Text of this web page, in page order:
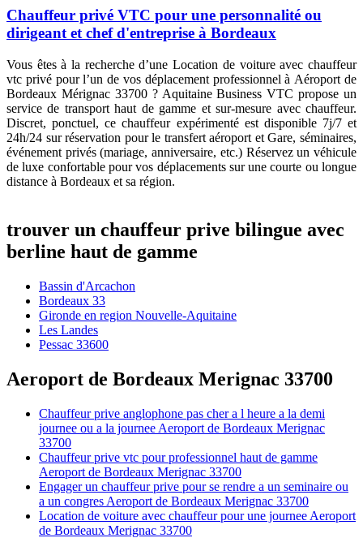
Chauffeur privé VTC pour une personnalité ou
dirigeant et chef d'entreprise à Bordeaux
Vous êtes à la recherche d’uneLocation de voiture avec chauffeur
vtc privé pour l’un de vos déplacement professionnel à Aéroport de
Bordeaux Mérignac 33700 ? Aquitaine Business VTC propose un
service de transport haut de gamme et sur-mesure avec chauffeur.
Discret, ponctuel, ce chauffeur expérimenté est disponible 7j/7 et
24h/24 sur réservation pour le transfertaéroport et Gare, séminaires,
événement privés (mariage, anniversaire, etc.) Réservez un véhicule
de luxe confortable pour vos déplacements sur une courte ou longue
distance à Bordeaux et sa région.
trouver un chauffeur prive bilingue avec
berline haut de gamme
Bassin d'Arcachon
Bordeaux 33
Gironde en region Nouvelle-Aquitaine
Les Landes
Pessac 33600
Aeroport de Bordeaux Merignac 33700
Chauffeur prive anglophone pas cher a l heure a la demi
journee ou a la journee Aeroport de Bordeaux Merignac
33700
Chauffeur prive vtc pour professionnel haut de gamme
Aeroport de Bordeaux Merignac 33700
Engager un chauffeur prive pour se rendre a un seminaire ou
a un congres Aeroport de Bordeaux Merignac 33700
Location de voiture avec chauffeur pour une journee Aeroport
de Bordeaux Merignac 33700